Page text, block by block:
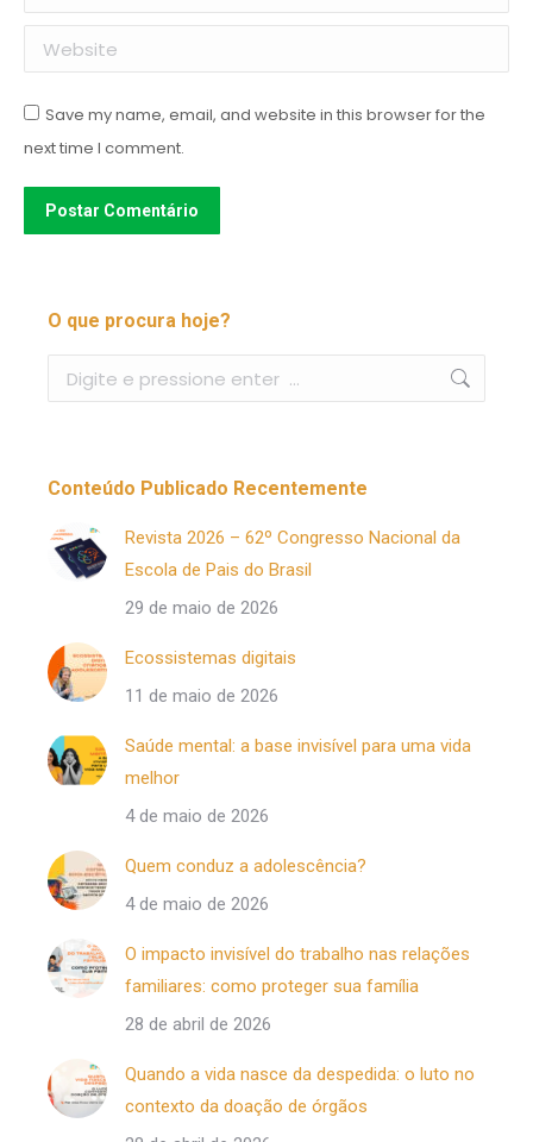
Website
Save my name, email, and website in this browser for the
next time I comment.
Postar Comentário
O que procura hoje?
Buscar
Conteúdo Publicado Recentemente
Revista 2026 – 62º Congresso Nacional da
Escola de Pais do Brasil
29 de maio de 2026
Ecossistemas digitais
11 de maio de 2026
Saúde mental: a base invisível para uma vida
melhor
4 de maio de 2026
Quem conduz a adolescência?
4 de maio de 2026
O impacto invisível do trabalho nas relações
familiares: como proteger sua família
28 de abril de 2026
Quando a vida nasce da despedida: o luto no
contexto da doação de órgãos